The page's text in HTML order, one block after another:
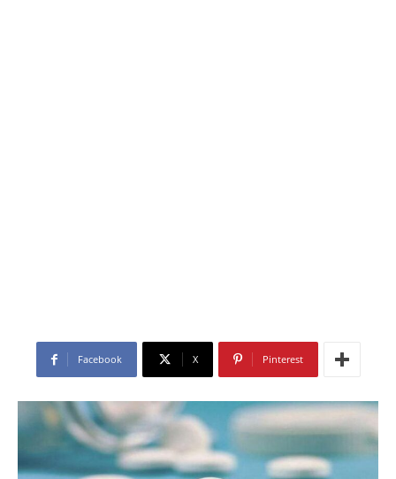
Facebook X Pinterest